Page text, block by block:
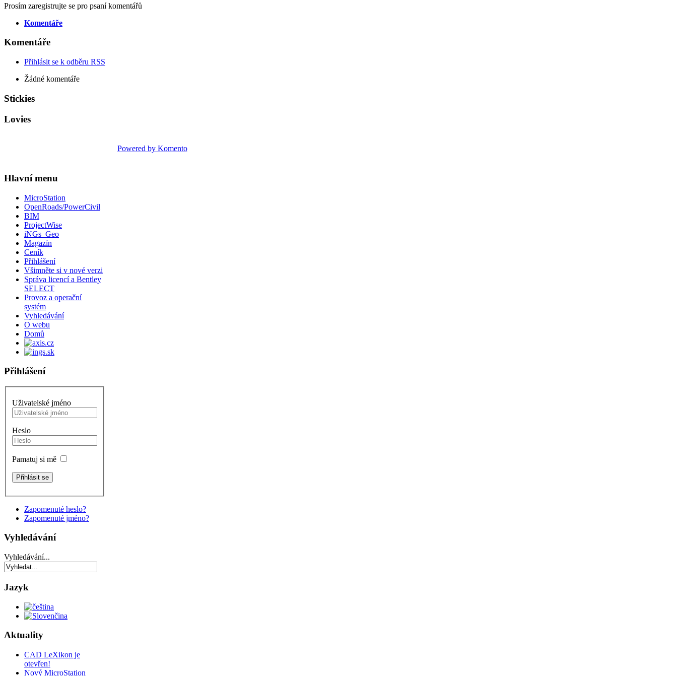
Prosím zaregistrujte se pro psaní komentářů
Komentáře
Komentáře
Přihlásit se k odběru RSS
Žádné komentáře
Stickies
Lovies
Powered by Komento
Hlavní menu
MicroStation
OpenRoads/PowerCivil
BIM
ProjectWise
iNGs_Geo
Magazín
Ceník
Přihlášení
Všimněte si v nové verzi
Správa licencí a Bentley
SELECT
Provoz a operační
systém
Vyhledávání
O webu
Domů
Přihlášení
Uživatelské jméno
Heslo
Pamatuj si mě
Zapomenuté heslo?
Zapomenuté jméno?
Vyhledávání
Vyhledávání...
Jazyk
Aktuality
CAD LeXikon je
otevřen!
Nový MicroStation